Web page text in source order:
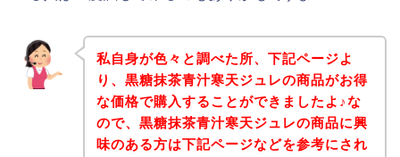
私自身が色々と調べた所、下記ページよ
り、黒糖抹茶青汁寒天ジュレの商品がお得
な価格で購入することができましたよ♪な
ので、黒糖抹茶青汁寒天ジュレの商品に興
味のある方は下記ページなどを参考にされ